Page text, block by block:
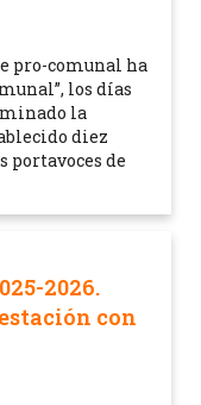
pro-comunal ha
los días
la
diez
portavoces de
2026.
con